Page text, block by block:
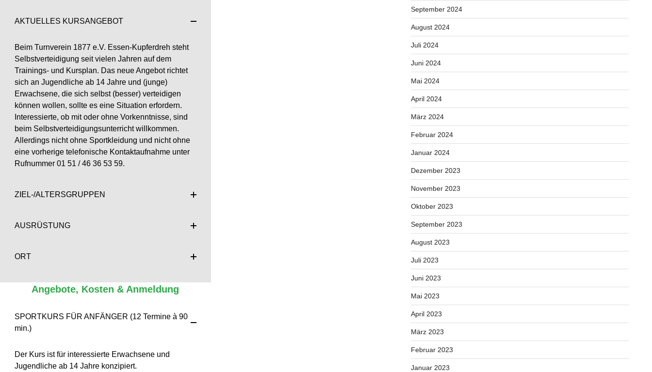
AKTUELLES KURSANGEBOT
Beim Turnverein 1877 e.V. Essen-Kupferdreh steht
Selbstverteidigung seit vielen Jahren auf dem
Trainings- und Kursplan. Das neue Angebot richtet
sich an Jugendliche ab 14 Jahre und (junge)
Erwachsene, die sich selbst (besser) verteidigen
können wollen, sollte es eine Situation erfordern.
Interessierte, ob mit oder ohne Vorkenntnisse, sind
beim Selbstverteidigungsunterricht willkommen.
Allerdings nicht ohne Sportkleidung und nicht ohne
eine vorherige telefonische Kontaktaufnahme unter
Rufnummer 01 51 / 46 36 53 59.
ZIEL-/ALTERSGRUPPEN
AUSRÜSTUNG
ORT
Angebote, Kosten & Anmeldung
SPORTKURS FÜR ANFÄNGER (12 Termine à 90
min.)
Der Kurs ist für interessierte Erwachsene und
Jugendliche ab 14 Jahre konzipiert.
September 2024
August 2024
Juli 2024
Juni 2024
Mai 2024
April 2024
März 2024
Februar 2024
Januar 2024
Dezember 2023
November 2023
Oktober 2023
September 2023
August 2023
Juli 2023
Juni 2023
Mai 2023
April 2023
März 2023
Februar 2023
Januar 2023